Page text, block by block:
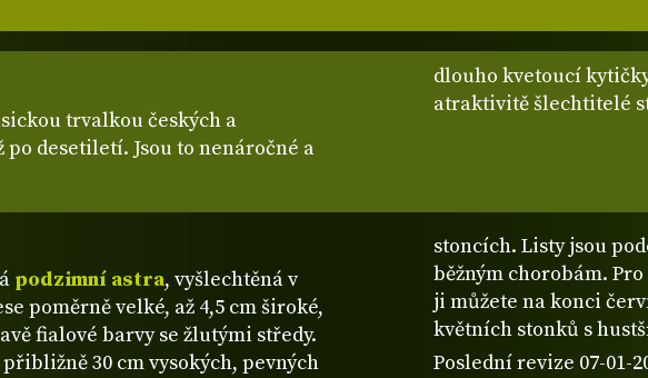
trvalkou českých a
desetiletí. Jsou to nenáročné a
dlouho kvetoucí
atraktivitě šlechtitelé
podzimní astra, vyšlechtěná v
poměrně velké, až 4,5 cm široké,
fialové barvy se žlutými středy.
30 cm vysokých, pevných
stoncích. Listy jsou
běžným chorobám.
ji můžete na konci
květních stonků s
Poslední revize 07-01-